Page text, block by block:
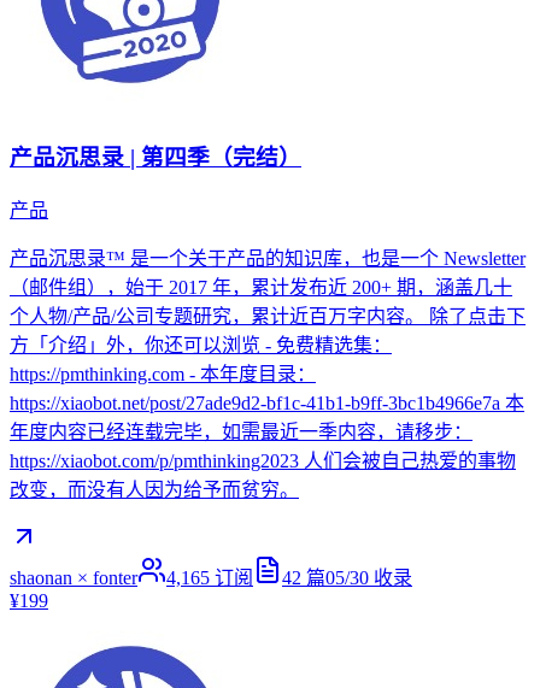
产品沉思录 | 第四季（完结）
产品
产品沉思录™ 是一个关于产品的知识库，也是一个 Newsletter
（邮件组），始于 2017 年，累计发布近 200+ 期，涵盖几十
个人物/产品/公司专题研究，累计近百万字内容。 除了点击下
方「介绍」外，你还可以浏览 - 免费精选集：
https://pmthinking.com - 本年度目录：
https://xiaobot.net/post/27ade9d2-bf1c-41b1-b9ff-3bc1b4966e7a 本
年度内容已经连载完毕，如需最近一季内容，请移步：
https://xiaobot.com/p/pmthinking2023 人们会被自己热爱的事物
改变，而没有人因为给予而贫穷。
shaonan × fonter 4,165 订阅 42 篇05/30 收录
¥199